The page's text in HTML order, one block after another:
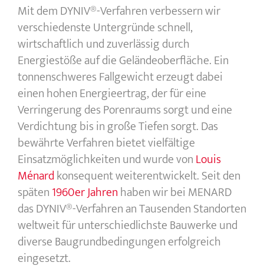
Mit dem DYNIV®-Verfahren verbessern wir
verschiedenste Untergründe schnell,
wirtschaftlich und zuverlässig durch
Energiestöße auf die Geländeoberfläche. Ein
tonnenschweres Fallgewicht erzeugt dabei
einen hohen Energieertrag, der für eine
Verringerung des Porenraums sorgt und eine
Verdichtung bis in große Tiefen sorgt. Das
bewährte Verfahren bietet vielfältige
Einsatzmöglichkeiten und wurde vonLouis
Ménardkonsequent weiterentwickelt. Seit den
späten1960er Jahrenhaben wir bei MENARD
das DYNIV®-Verfahren an Tausenden Standorten
weltweit für unterschiedlichste Bauwerke und
diverse Baugrundbedingungen erfolgreich
eingesetzt.